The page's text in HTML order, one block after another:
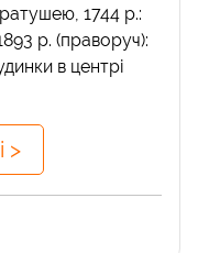
1744 р.:
р. (праворуч):
в центрі
>